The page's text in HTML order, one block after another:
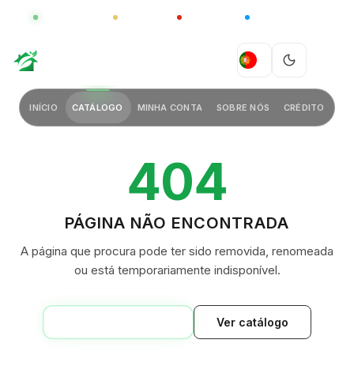
CHINA
PT
INÍCIO CATÁLOGO MINHA CONTA SOBRE NÓS CRÉDITO
404
PÁGINA NÃO ENCONTRADA
A página que procura pode ter sido removida, renomeada
ou está temporariamente indisponível.
Ver catálogo